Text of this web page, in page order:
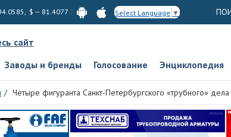
$ — 81.4077 Select Language ▼
сайт
Заводы и бренды Голосование Энциклопедия
Четыре фигуранта Санкт-Петербургского «трубного»